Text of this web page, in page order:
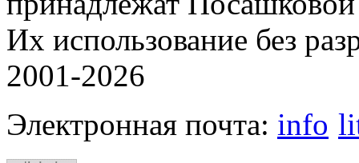
Их использование без
2001-2026
Электронная почта: info